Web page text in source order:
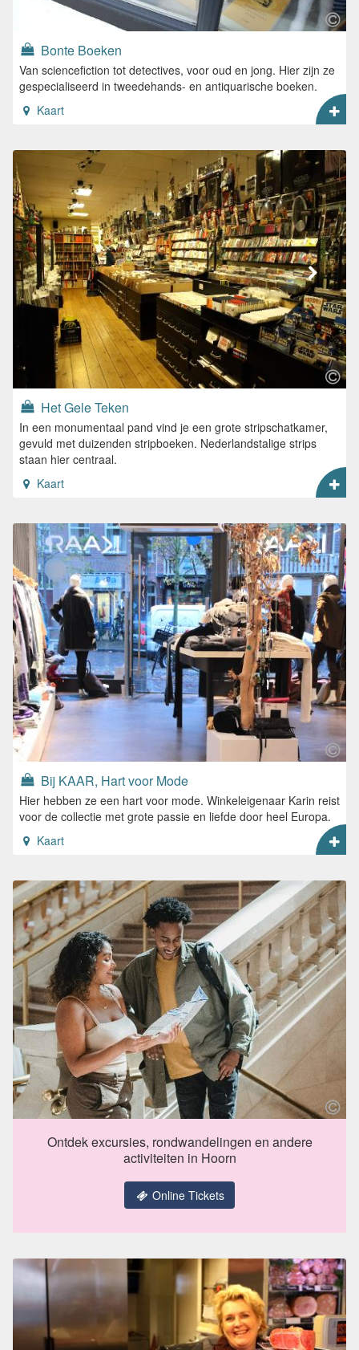
Bonte Boeken
Van sciencefiction tot detectives, voor oud en jong. Hier zijn ze
gespecialiseerd in tweedehands- en antiquarische boeken.
Kaart
Het Gele Teken
In een monumentaal pand vind je een grote stripschatkamer,
gevuld met duizenden stripboeken. Nederlandstalige strips
staan hier centraal.
Kaart
Bij KAAR, Hart voor Mode
Hier hebben ze een hart voor mode. Winkeleigenaar Karin reist
voor de collectie met grote passie en liefde door heel Europa.
Kaart
Ontdek excursies, rondwandelingen en andere
activiteiten in Hoorn
Online Tickets